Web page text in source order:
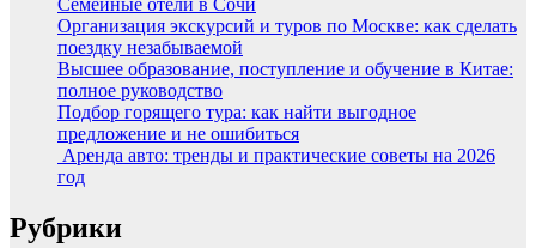
Семейные отели в Сочи
Организация экскурсий и туров по Москве: как сделать
поездку незабываемой
Высшее образование, поступление и обучение в Китае:
полное руководство
Подбор горящего тура: как найти выгодное
предложение и не ошибиться
Аренда авто: тренды и практические советы на 2026
год
Рубрики